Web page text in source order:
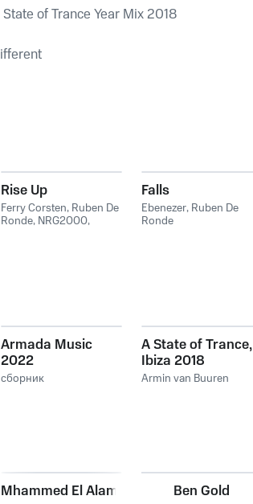
of Trance Year Mix 2018
Rise Up
Ferry Corsten, Ruben De
Ronde, NRG2000,
Falls
Ebenezer, Ruben De
Ronde
Armada Music
2022
сборник
A State of Trance,
Ibiza 2018
Armin van Buuren
Mhammed El Alami Ben Gold